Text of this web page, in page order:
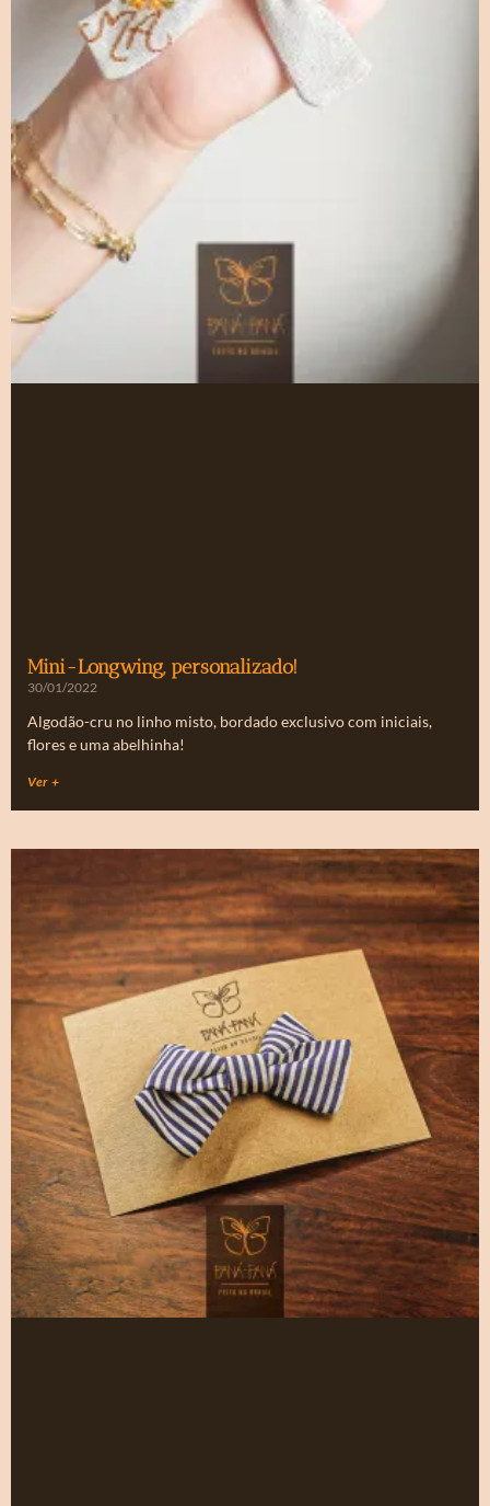
Mini-Longwing, personalizado!
30/01/2022
Algodão-cru no linho misto, bordado exclusivo com iniciais,
flores e uma abelhinha!
Ver +